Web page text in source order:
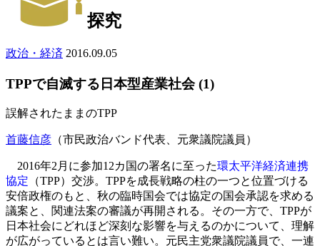
探究
政治・経済 2016.09.05
TPPで自滅する日本型産業社会 (1)
誤解されたままのTPP
首藤信彦 （市民政治バンド代表、元衆議院議員）
2016年2月に参加12カ国の署名に至った環太平洋経済連携
協定 （TPP）交渉。TPPを成長戦略の柱の一つと位置づける
安倍政権のもと、秋の臨時国会では協定の国会承認を求める
議案と、関連法案の審議が再開される。その一方で、TPPが
日本社会にどれほど深刻な影響を与えるのかについて、理解
が広がっているとは言い難い。元民主党衆議院議員で、一連